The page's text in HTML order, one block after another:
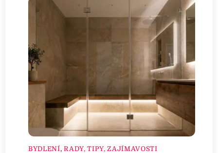
BYDLENÍ,RADY, TIPY, ZAJÍMAVOSTI